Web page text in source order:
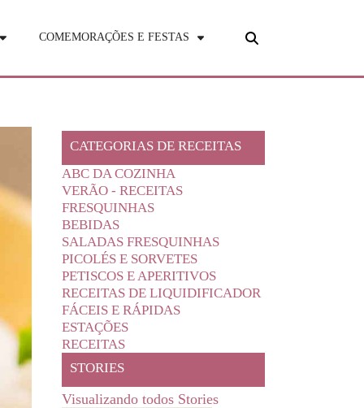
COMEMORAÇÕES E FESTAS
CATEGORIAS DE RECEITAS
ABC DA COZINHA
VERÃO - RECEITAS
FRESQUINHAS
BEBIDAS
SALADAS FRESQUINHAS
PICOLÉS E SORVETES
PETISCOS E APERITIVOS
RECEITAS DE LIQUIDIFICADOR
FÁCEIS E RÁPIDAS
ESTAÇÕES
RECEITAS
STORIES
Visualizando todos Stories